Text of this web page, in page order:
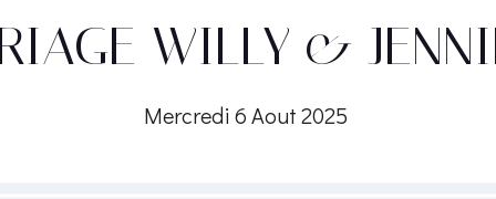
WILLY &
Mercredi 6 Aout 2025